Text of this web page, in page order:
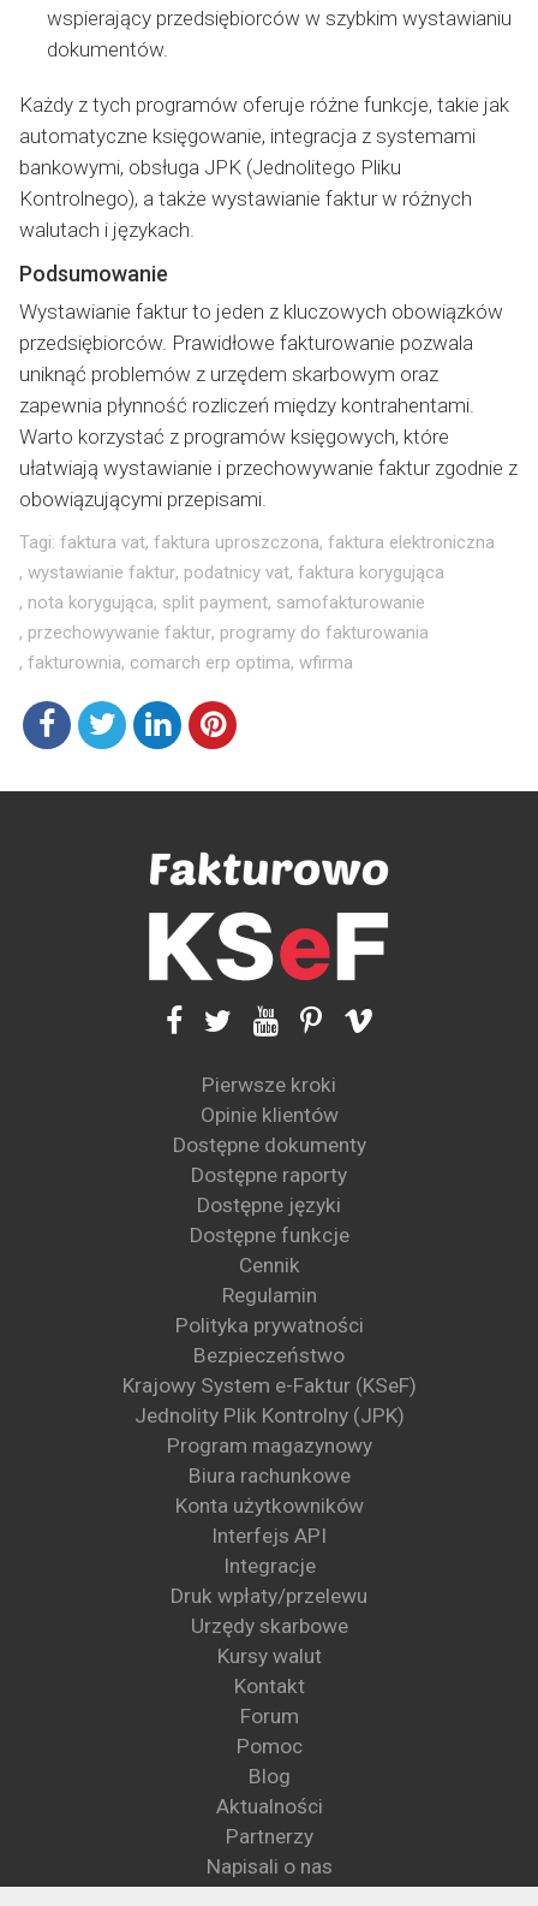
wspierający przedsiębiorców w szybkim wystawianiu
dokumentów.
Każdy z tych programów oferuje różne funkcje, takie jak
automatyczne księgowanie, integracja z systemami
bankowymi, obsługa JPK (Jednolitego Pliku
Kontrolnego), a także wystawianie faktur w różnych
walutach i językach.
Podsumowanie
Wystawianie faktur to jeden z kluczowych obowiązków
przedsiębiorców. Prawidłowe fakturowanie pozwala
uniknąć problemów z urzędem skarbowym oraz
zapewnia płynność rozliczeń między kontrahentami.
Warto korzystać z programów księgowych, które
ułatwiają wystawianie i przechowywanie faktur zgodnie z
obowiązującymi przepisami.
Tagi: faktura vat, faktura uproszczona, faktura elektroniczna
, wystawianie faktur, podatnicy vat, faktura korygująca
, nota korygująca, split payment, samofakturowanie
, przechowywanie faktur, programy do fakturowania
, fakturownia, comarch erp optima, wfirma
Pierwsze kroki
Opinie klientów
Dostępne dokumenty
Dostępne raporty
Dostępne języki
Dostępne funkcje
Cennik
Regulamin
Polityka prywatności
Bezpieczeństwo
Krajowy System e-Faktur (KSeF)
Jednolity Plik Kontrolny (JPK)
Program magazynowy
Biura rachunkowe
Konta użytkowników
Interfejs API
Integracje
Druk wpłaty/przelewu
Urzędy skarbowe
Kursy walut
Kontakt
Forum
Pomoc
Blog
Aktualności
Partnerzy
Napisali o nas